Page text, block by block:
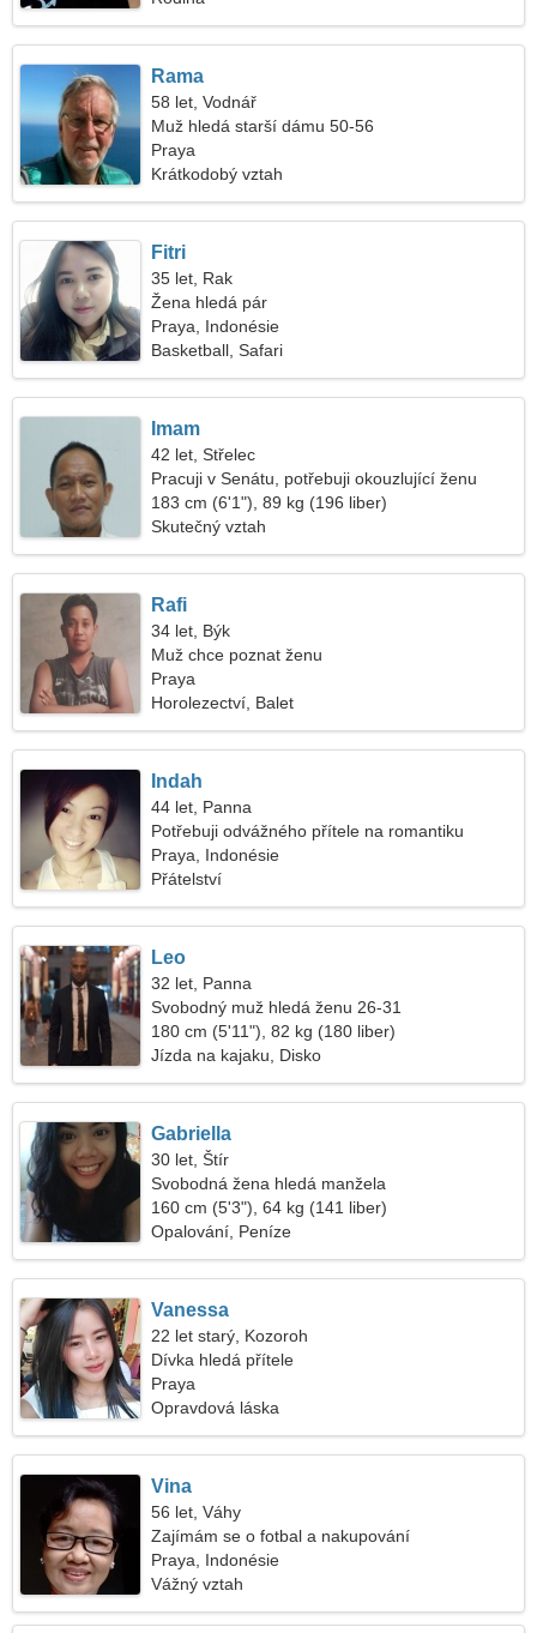
Rama
58 let, Vodnář
Muž hledá starší dámu 50-56
Praya
Krátkodobý vztah
Fitri
35 let, Rak
Žena hledá pár
Praya, Indonésie
Basketball, Safari
Imam
42 let, Střelec
Pracuji v Senátu, potřebuji okouzlující ženu
183 cm (6'1"), 89 kg (196 liber)
Skutečný vztah
Rafi
34 let, Býk
Muž chce poznat ženu
Praya
Horolezectví, Balet
Indah
44 let, Panna
Potřebuji odvážného přítele na romantiku
Praya, Indonésie
Přátelství
Leo
32 let, Panna
Svobodný muž hledá ženu 26-31
180 cm (5'11"), 82 kg (180 liber)
Jízda na kajaku, Disko
Gabriella
30 let, Štír
Svobodná žena hledá manžela
160 cm (5'3"), 64 kg (141 liber)
Opalování, Peníze
Vanessa
22 let starý, Kozoroh
Dívka hledá přítele
Praya
Opravdová láska
Vina
56 let, Váhy
Zajímám se o fotbal a nakupování
Praya, Indonésie
Vážný vztah